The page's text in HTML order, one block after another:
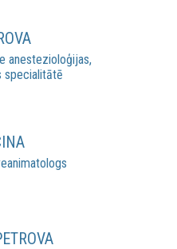
anestezioloģijas,
specialitātē